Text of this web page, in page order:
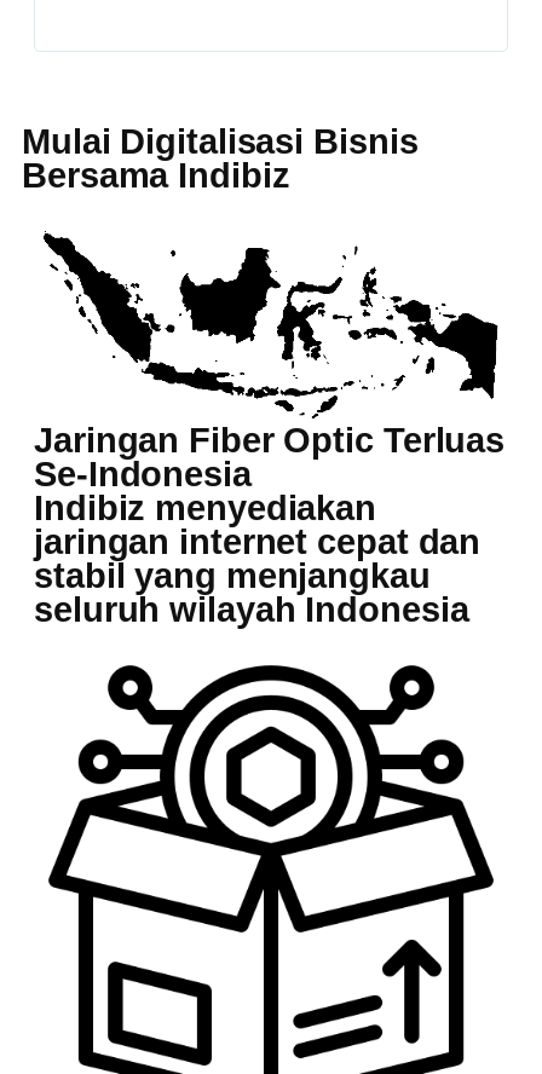
Mulai Digitalisasi Bisnis
Bersama Indibiz
Jaringan Fiber Optic Terluas
Se-Indonesia
Indibiz menyediakan
jaringan internet cepat dan
stabil yang menjangkau
seluruh wilayah Indonesia